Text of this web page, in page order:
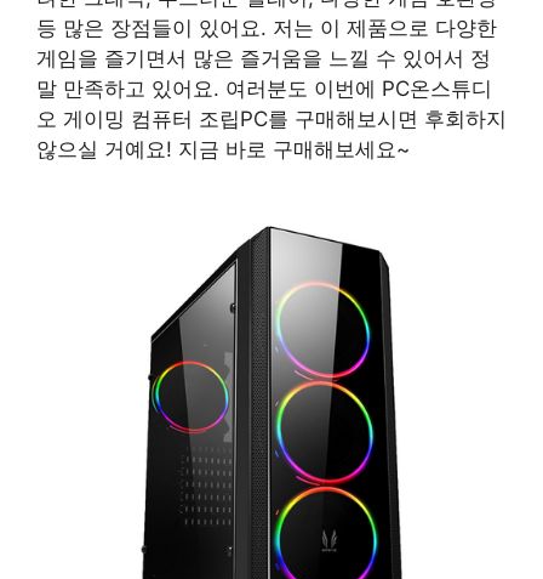
등 많은 장점들이 있어요. 저는 이 제품으로 다양한
게임을 즐기면서 많은 즐거움을 느낄 수 있어서 정
말 만족하고 있어요. 여러분도 이번에 PC온스튜디
오 게이밍 컴퓨터 조립PC를 구매해보시면 후회하지
않으실 거예요! 지금 바로 구매해보세요~